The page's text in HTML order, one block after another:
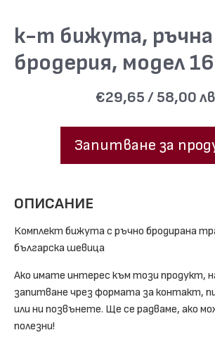
к-т бижута, ръчна
бродерия, модел 16
€29,65 / 58,00
Запитване за
ОПИСАНИЕ
Комплект бижута с ръчно бродирана
българска шевица
Ако имате интерес към този продукт,
запитване чрез формата за контакт,
или ни позвънете. Ще се радваме, ако
полезни!